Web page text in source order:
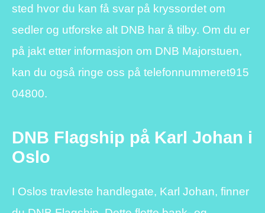
sted hvor du kan få svar på kryssordet om
sedler og utforske alt DNB har å tilby. Om du er
på jakt etter informasjon om DNB Majorstuen,
kan du også ringe oss på telefonnummeret915
04800.
DNB Flagship på Karl Johan i
Oslo
I Oslos travleste handlegate, Karl Johan, finner